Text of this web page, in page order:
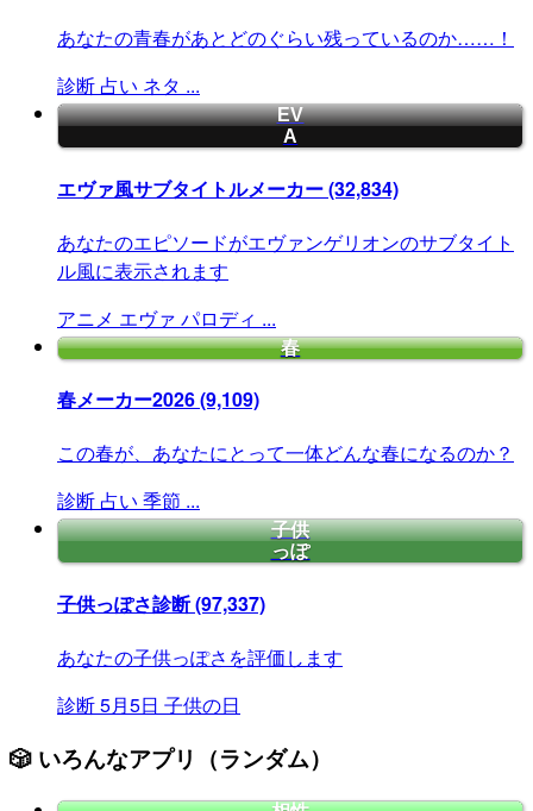
あなたの青春があとどのぐらい残っているのか……！
診断 占い ネタ ...
EV
A
エヴァ風サブタイトルメーカー(32,834)
あなたのエピソードがエヴァンゲリオンのサブタイト
ル風に表示されます
アニメ エヴァ パロディ ...
春
春メーカー2026(9,109)
この春が、あなたにとって一体どんな春になるのか？
診断 占い 季節 ...
子供
っぽ
子供っぽさ診断(97,337)
あなたの子供っぽさを評価します
診断5月5日 子供の日
🎲 いろんなアプリ（ランダム）